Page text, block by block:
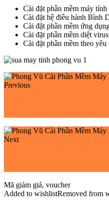
Cài đặt phần mềm máy
Cài đặt hệ điều hành Bình
Cài đặt phần mềm ứng
Cài đặt phần mềm diệt
Cài đặt phần mềm theo
Previous
Next
Mã giảm giá, voucher
Added to wishlistRemoved from